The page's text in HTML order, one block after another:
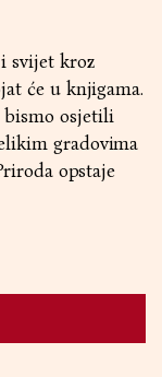
svijet kroz
će u knjigama.
osjetili
gradovima
opstaje